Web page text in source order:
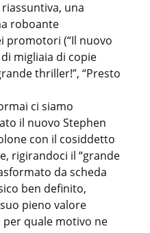
una
roboante
promotori (“Il nuovo
di migliaia di copie
thriller!”, “Presto
ci siamo
il nuovo Stephen
con il cosiddetto
rigirandoci il “grande
da scheda
ben definito,
pieno valore
quale motivo ne